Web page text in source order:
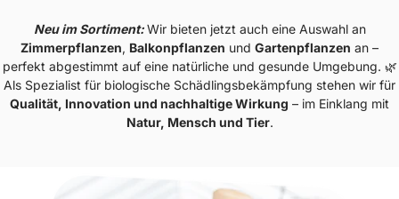
Neu im Sortiment:Wir bieten jetzt auch eine Auswahl an
Zimmerpflanzen, Balkonpflanzen und Gartenpflanzen an –
perfekt abgestimmt auf eine natürliche und gesunde Umgebung. 🌿
Als Spezialist für biologische Schädlingsbekämpfung stehen wir für
Qualität, Innovation und nachhaltige Wirkung – im Einklang mit
Natur, Mensch und Tier.